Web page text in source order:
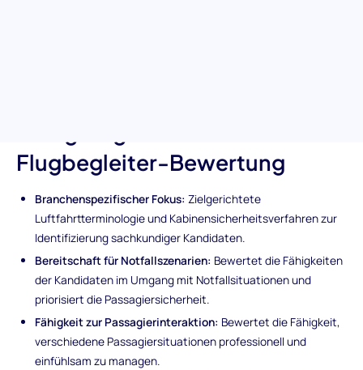
Flugbegleiter-Bewertung
Branchenspezifischer Fokus: Zielgerichtete
Luftfahrtterminologie und Kabinensicherheitsverfahren zur
Identifizierung sachkundiger Kandidaten.
Bereitschaft für Notfallszenarien: Bewertet die Fähigkeiten
der Kandidaten im Umgang mit Notfallsituationen und
priorisiert die Passagiersicherheit.
Fähigkeit zur Passagierinteraktion: Bewertet die Fähigkeit,
verschiedene Passagiersituationen professionell und
einfühlsam zu managen.